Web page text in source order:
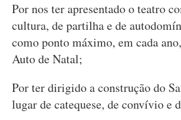
Por nos ter apresentado o teatro
cultura, de partilha e de
como ponto máximo, em cada
Auto de Natal;
Por ter dirigido a construção do
lugar de catequese, de convívio e